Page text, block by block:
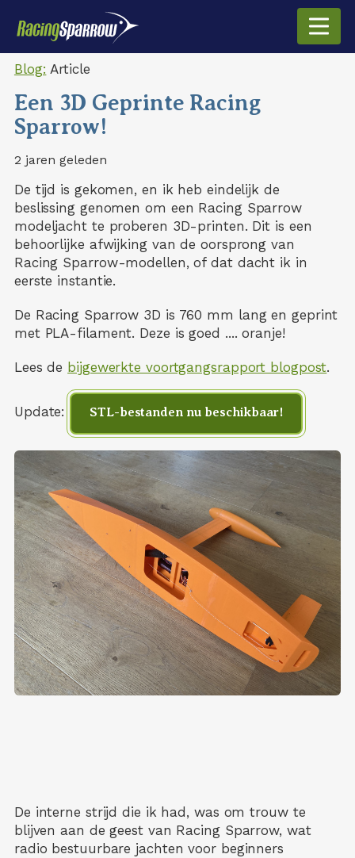
Blog: Article
Een 3D Geprinte Racing
Sparrow!
2 jaren geleden
De tijd is gekomen, en ik heb eindelijk de
beslissing genomen om een Racing Sparrow
modeljacht te proberen 3D-printen. Dit is een
behoorlijke afwijking van de oorsprong van
Racing Sparrow-modellen, of dat dacht ik in
eerste instantie.
De Racing Sparrow 3D is 760 mm lang en geprint
met PLA-filament. Deze is goed .... oranje!
Lees de bijgewerkte voortgangsrapport blogpost.
Update: STL-bestanden nu beschikbaar!
De interne strijd die ik had, was om trouw te
blijven aan de geest van Racing Sparrow, wat
radio bestuurbare jachten voor beginners